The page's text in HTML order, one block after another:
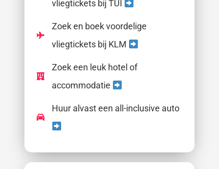
vliegtickets bij TUI
Zoek en boek voordelige
vliegtickets bij KLM
Zoek een leuk hotel of
accommodatie
Huur alvast een all-inclusive auto